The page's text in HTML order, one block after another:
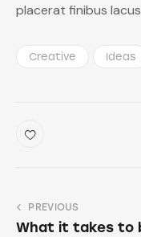
placerat finibus
Creative Ideas
PREVIOUS
What it takes to